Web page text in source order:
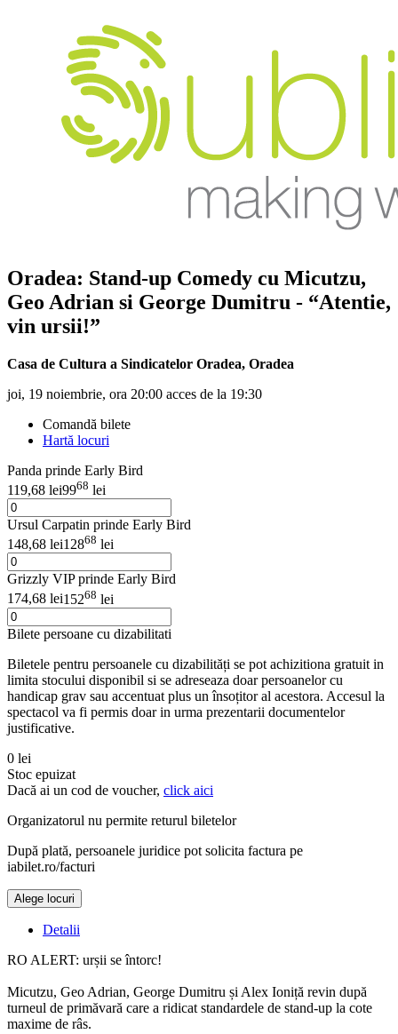
Oradea: Stand-up Comedy cu Micutzu,
Geo Adrian si George Dumitru - “Atentie,
vin ursii!”
Casa de Cultura a Sindicatelor Oradea, Oradea
joi, 19 noiembrie, ora 20:00 acces de la 19:30
Comandă bilete
Hartă locuri
Panda prinde Early Bird
119,68 lei9968 lei
Ursul Carpatin prinde Early Bird
148,68 lei12868 lei
Grizzly VIP prinde Early Bird
174,68 lei15268 lei
Bilete persoane cu dizabilitati
Biletele pentru persoanele cu dizabilități se pot achizitiona gratuit in
limita stocului disponibil si se adreseaza doar persoanelor cu
handicap grav sau accentuat plus un însoțitor al acestora. Accesul la
spectacol va fi permis doar in urma prezentarii documentelor
justificative.
0 lei
Stoc epuizat
Dacă ai un cod de voucher, click aici
Organizatorul nu permite returul biletelor
După plată, persoanele juridice pot solicita factura pe
iabilet.ro/facturi
Alege locuri
Detalii
RO ALERT: urșii se întorc!
Micutzu, Geo Adrian, George Dumitru și Alex Ioniță revin după
turneul de primăvară care a ridicat standardele de stand-up la cote
maxime de râs.